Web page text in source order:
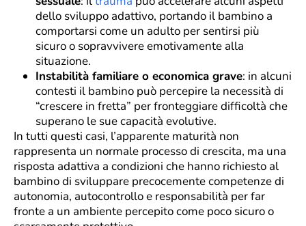
dello sviluppo adattivo, portando il bambino a
comportarsi come un adulto per sentirsi più
sicuro o sopravvivere emotivamente alla
situazione.
Instabilità familiare o economica grave: in alcuni
contesti il bambino può percepire la necessità di
“crescere in fretta” per fronteggiare difficoltà che
superano le sue capacità evolutive.
In tutti questi casi, l’apparente maturità non
rappresenta un normale processo di crescita, ma una
risposta adattiva a condizioni che hanno richiesto al
bambino di sviluppare precocemente competenze di
autonomia, autocontrollo e responsabilità per far
fronte a un ambiente percepito come poco sicuro o